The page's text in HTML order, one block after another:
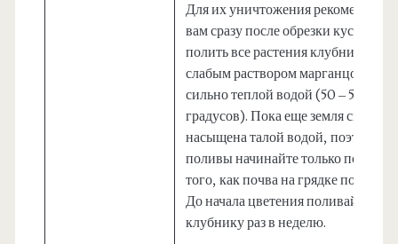
Для их уничтожения рекомендуем
вам сразу после обрезки кустов,
полить все растения клубники
слабым раствором марганцовки
сильно теплой водой (50 – 55
градусов). Пока еще земля сильно
насыщена талой водой, поэтому
поливы начинайте только после
того, как почва на грядке
До начала цветения поливайте
клубнику раз в неделю.